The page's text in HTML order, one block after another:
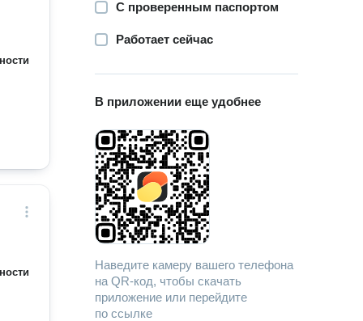
С проверенным паспортом
Работает сейчас
В приложении еще удобнее
Наведите камеру вашего телефона
на QR-код, чтобы скачать
приложение или перейдите
по ссылке